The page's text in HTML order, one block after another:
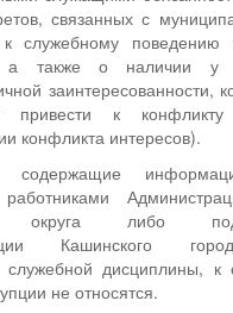
связанных с
служебному поведению
а также о наличии у
заинтересованности,
к
конфликта интересов).
содержащие
округа либо
Кашинского
служебной дисциплины,
не относятся.